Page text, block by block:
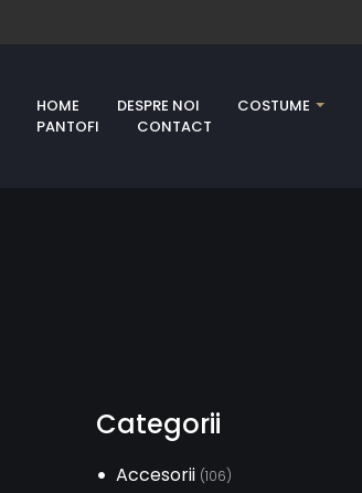
HOME DESPRE NOI COSTUME
PANTOFI
CONTACT
Categorii
Accesorii (106)